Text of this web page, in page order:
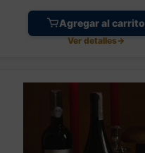
Agregar al carrito
Ver detalles→